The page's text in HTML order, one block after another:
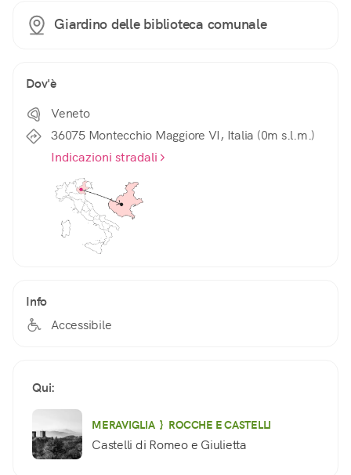
Giardino delle biblioteca comunale
Dov'è
Veneto
36075 Montecchio Maggiore VI, Italia (0m s.l.m.)
Indicazioni stradali
Info
Accessibile
Qui:
MERAVIGLIA } ROCCHE E CASTELLI
Castelli di Romeo e Giulietta